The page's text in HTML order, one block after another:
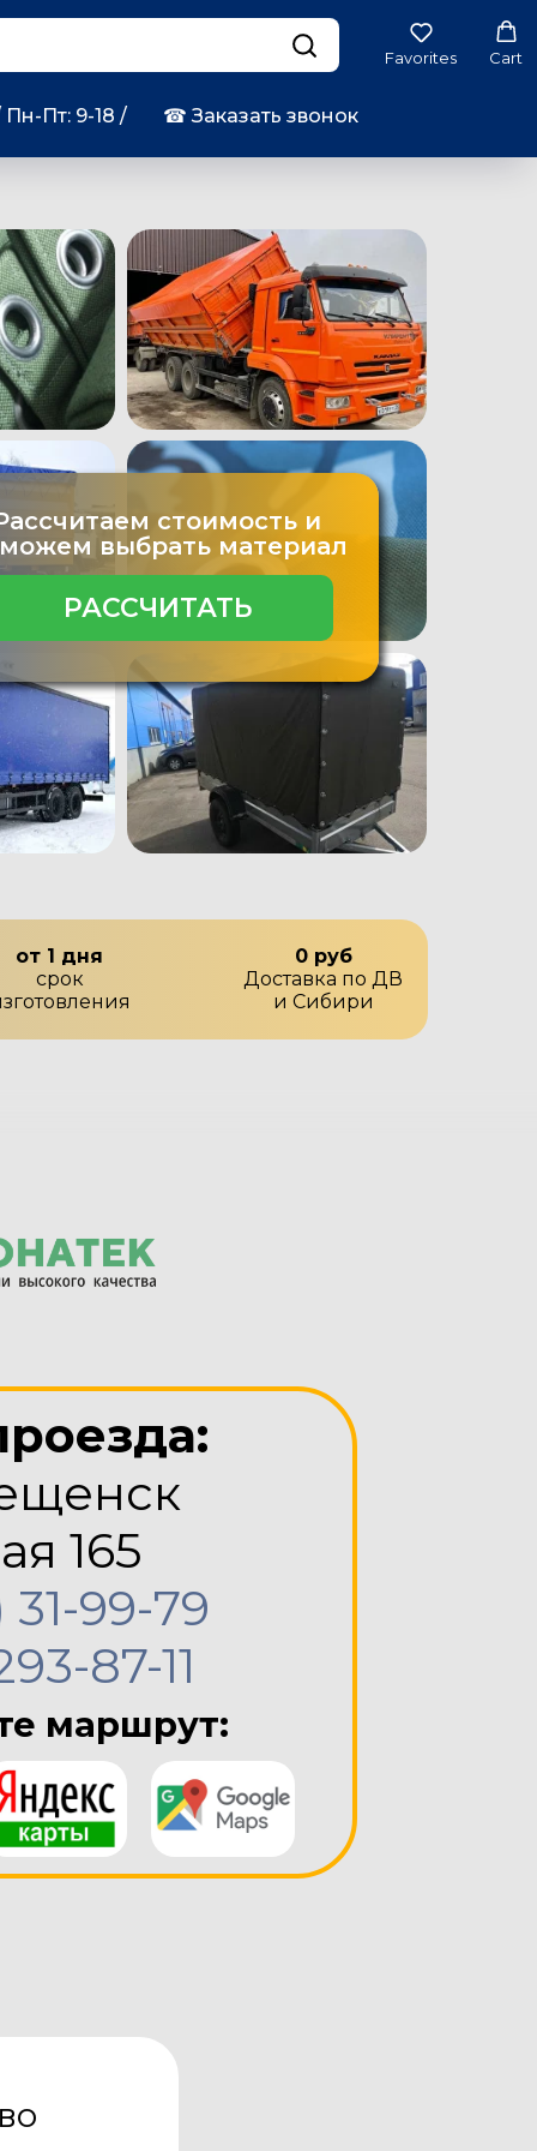
Favorites Cart
Пн-Пт: 9-18 / ☎︎ Заказать звонок
0 руб
Доставка по ДВ
и Сибири
от 1 дня
срок
стоимость и
выбрать материал
РАССЧИТАТЬ
165
31-99-79
87-11
маршрут: